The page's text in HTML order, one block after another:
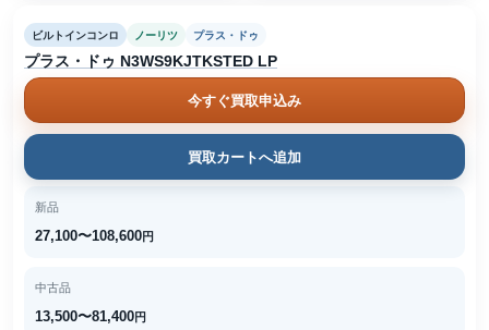
ビルトインコンロ ノーリツ プラス・ドゥ
プラス・ドゥ N3WS9KJTKSTED LP
今すぐ買取申込み
買取カートへ追加
新品
27,100〜108,600円
中古品
13,500〜81,400円